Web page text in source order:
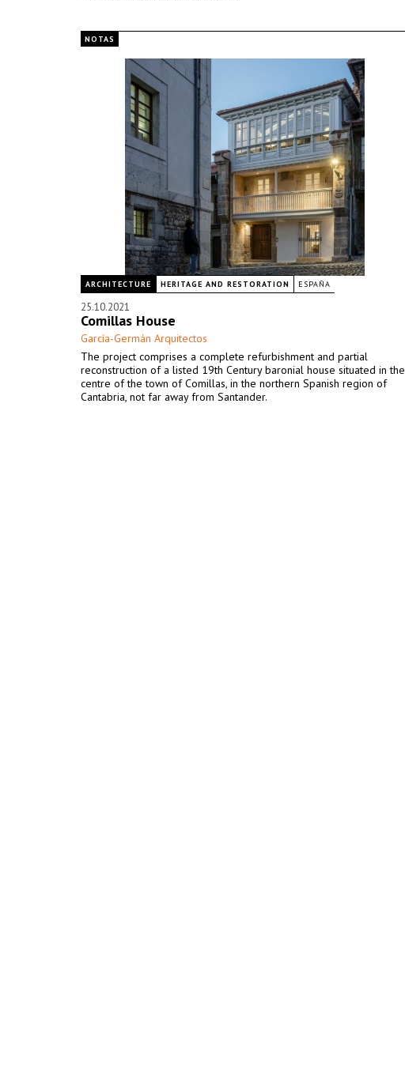
NOTAS
ARCHITECTURE HERITAGE AND RESTORATION ESPAÑA
25.10.2021
Comillas House
García-Germán Arquitectos
The project comprises a complete refurbishment and partial
reconstruction of a listed 19th Century baronial house situated in the
centre of the town of Comillas, in the northern Spanish region of
Cantabria, not far away from Santander.